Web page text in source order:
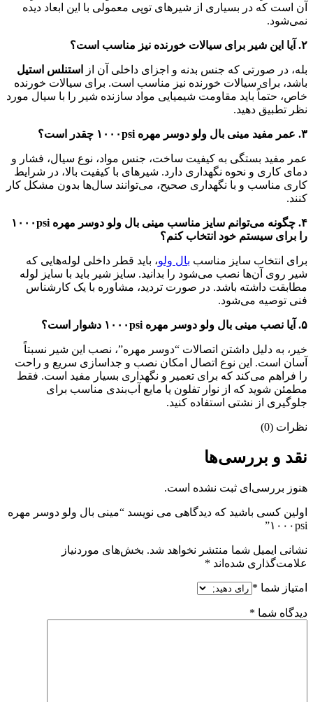
آن است که در بسیاری از شیرهای توپی معمولی با این ابعاد دیده
نمی‌شود.
۲. آیا این شیر برای سیالات خورنده نیز مناسب است؟
بله، در صورتی که جنس بدنه و اجزای داخلی آن از
استنلس استیل
باشد، برای سیالات خورنده نیز مناسب است. برای سیالات خورنده
خاص، حتماً باید مقاومت شیمیایی مواد سازنده شیر را با سیال مورد
نظر تطبیق دهید.
۳. عمر مفید مینی بال ولو دوسر مهره ۱۰۰۰psi چقدر است؟
عمر مفید بستگی به کیفیت ساخت، جنس مواد، نوع سیال، فشار و
دمای کاری و نحوه نگهداری دارد. شیرهای با کیفیت بالا، در شرایط
کاری مناسب و با نگهداری صحیح، می‌توانند سال‌ها بدون مشکل کار
کنند.
۴. چگونه می‌توانم سایز مناسب مینی بال ولو دوسر مهره ۱۰۰۰psi
را برای سیستم خود انتخاب کنم؟
برای انتخاب سایز مناسب بال ولو، باید قطر داخلی لوله‌هایی که
شیر روی آن‌ها نصب می‌شود را بدانید. سایز شیر باید با سایز لوله
مطابقت داشته باشد. در صورت تردید، مشاوره با یک کارشناس
فنی توصیه می‌شود.
۵. آیا نصب مینی بال ولو دوسر مهره ۱۰۰۰psi دشوار است؟
خیر، به دلیل داشتن اتصالات “دوسر مهره”، نصب این شیر نسبتاً
آسان است. این نوع اتصال امکان نصب و جداسازی سریع و راحت
را فراهم می‌کند که برای تعمیر و نگهداری بسیار مفید است. فقط
مطمئن شوید که از نوار تفلون یا مایع آب‌بندی مناسب برای
جلوگیری از نشتی استفاده کنید.
نظرات (0)
نقد و بررسی‌ها
هنوز بررسی‌ای ثبت نشده است.
اولین کسی باشید که دیدگاهی می نویسد “مینی بال ولو دوسر مهره
۱۰۰۰psi”
نشانی ایمیل شما منتشر نخواهد شد. بخش‌های موردنیاز
علامت‌گذاری شده‌اند *
امتیاز شما *
دیدگاه شما *